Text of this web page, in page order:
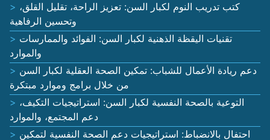
كتب تدريب النوم لكبار السن: تعزيز الراحة، تقليل القلق،
وتحسين الرفاهية
تقنيات اليقظة الذهنية لكبار السن: الفوائد والممارسات
والموارد
دعم ريادة الأعمال للشباب: تمكين الصحة العقلية لكبار السن
من خلال برامج وموارد مبتكرة
التوعية بالصحة النفسية لكبار السن: استراتيجيات التكيف،
دعم المجتمع، والموارد
احتفال بالانضباط: استراتيجيات دعم الصحة النفسية لتمكين